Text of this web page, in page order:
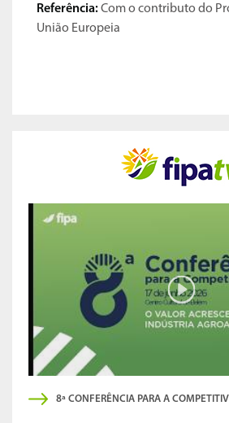
​Referência:Com o contributo do
União Europeia
8ª CONFERÊNCIA PARA A